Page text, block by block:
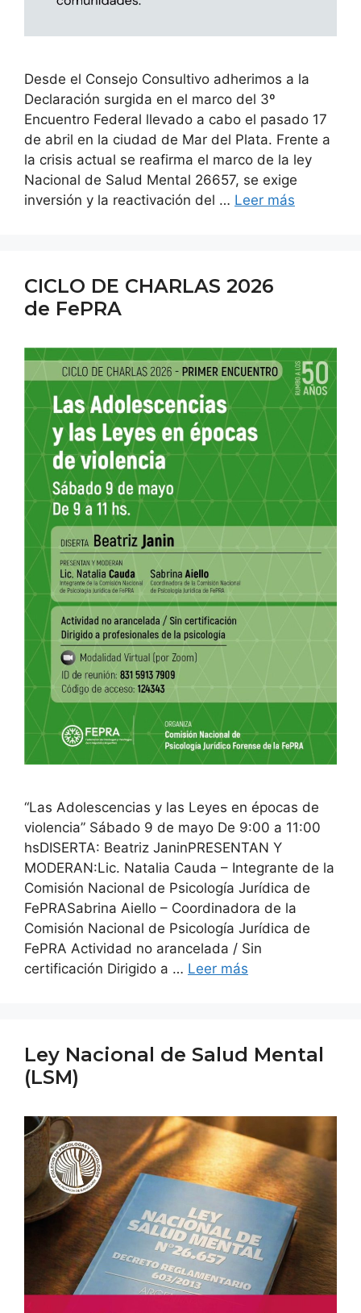
Desde el Consejo Consultivo adherimos a la
Declaración surgida en el marco del 3º
Encuentro Federal llevado a cabo el pasado 17
de abril en la ciudad de Mar del Plata. Frente a
la crisis actual se reafirma el marco de la ley
Nacional de Salud Mental 26657, se exige
inversión y la reactivación del … Leer más
CICLO DE CHARLAS 2026
de FePRA
“Las Adolescencias y las Leyes en épocas de
violencia” Sábado 9 de mayo De 9:00 a 11:00
hsDISERTA: Beatriz JaninPRESENTAN Y
MODERAN:Lic. Natalia Cauda – Integrante de la
Comisión Nacional de Psicología Jurídica de
FePRASabrina Aiello – Coordinadora de la
Comisión Nacional de Psicología Jurídica de
FePRA Actividad no arancelada / Sin
certificación Dirigido a … Leer más
Ley Nacional de Salud Mental
(LSM)